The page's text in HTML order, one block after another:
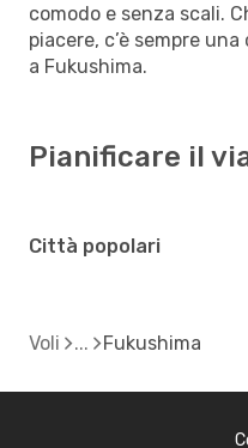
comodo e senza scali.
piacere, c’è sempre
a Fukushima.
Pianificare il
Città popolari
Voli Fukushima